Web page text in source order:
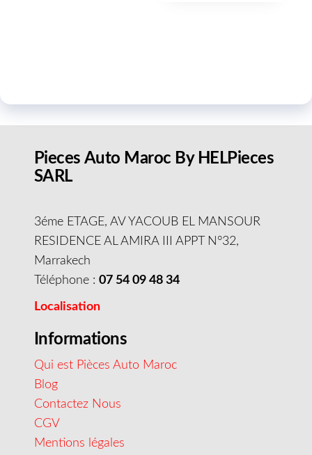
Pieces Auto Maroc By HELPieces
SARL
3éme ETAGE, AV YACOUB EL MANSOUR
RESIDENCE AL AMIRA III APPT N°32,
Marrakech
Téléphone : 07 54 09 48 34
Localisation
Informations
Qui est Pièces Auto Maroc
Blog
Contactez Nous
CGV
Mentions légales